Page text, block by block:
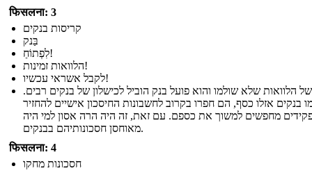
फिसलना: 3
קריסות בנקים
בַּנק
לִפְתוֹחַ!
הלוואות זמינות!
לקבל אשראי עכשיו!
הלוואות שלא שולמו והוא פועל בנק הוביל לכישלון של בנקים רבים.
בנקים אזלו כסף, הם חפרו בקרוב לחשבונות החיסכון אישיים להחזיר
מחפשים למשוך את כספם. עם זאת, זה היה הרה אסון למי היה
מאוחסן חסכונותיהם בבנקים.
फिसलना: 4
חסכונות מחקו